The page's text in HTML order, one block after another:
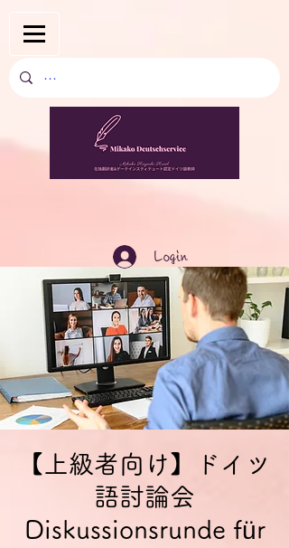
Login
【上級者向け】ドイツ
語討論会
Diskussionsrunde für